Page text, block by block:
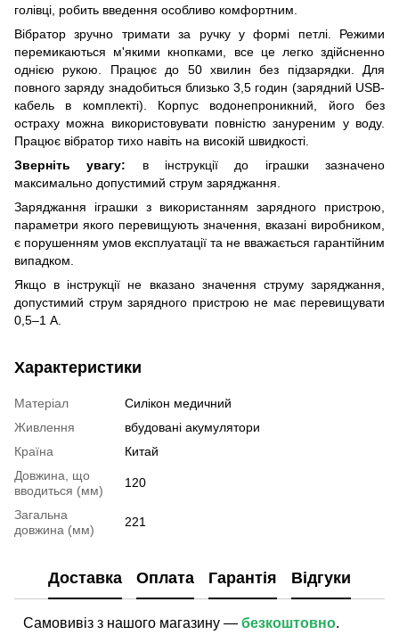
голівці, робить введення особливо комфортним.
Вібратор зручно тримати за ручку у формі петлі. Режими
перемикаються м'якими кнопками, все це легко здійсненно
однією рукою. Працює до 50 хвилин без підзарядки. Для
повного заряду знадобиться близько 3,5 годин (зарядний USB-
кабель в комплекті). Корпус водонепроникний, його без
остраху можна використовувати повністю зануреним у воду.
Працює вібратор тихо навіть на високій швидкості.
Зверніть увагу: в інструкції до іграшки зазначено
максимально допустимий струм заряджання.
Заряджання іграшки з використанням зарядного пристрою,
параметри якого перевищують значення, вказані виробником,
є порушенням умов експлуатації та не вважається гарантійним
випадком.
Якщо в інструкції не вказано значення струму заряджання,
допустимий струм зарядного пристрою не має перевищувати
0,5–1 А.
Характеристики
Матеріал
Силікон медичний
Живлення
вбудовані акумулятори
Країна
Китай
Довжина, що
вводиться (мм)
120
Загальна
довжина (мм)
221
Доставка Оплата Гарантія Відгуки
Самовивіз з нашого магазину — безкоштовно.